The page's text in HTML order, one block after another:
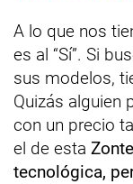
A lo que nos
es al “Sí”. Si
sus modelos,
Quizás alguien
con un precio
el de esta
tecnológica,